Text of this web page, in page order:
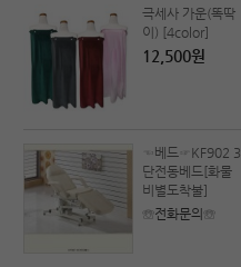
극세사 가운(똑딱
이) [4color]
12,500원
☜베드☞KF902 3
단전동베드[화물
비별도착불]
☏전화문의☏